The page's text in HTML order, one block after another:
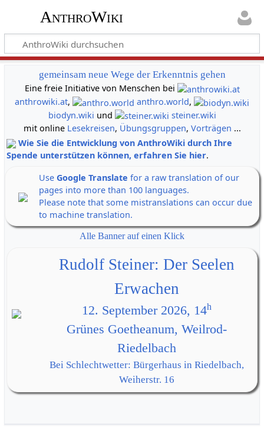
AnthroWiki
gemeinsam neue Wege der Erkenntnis gehen
Eine freie Initiative von Menschen bei
anthrowiki.at, anthro.world,
biodyn.wiki und
steiner.wiki
mit online Lesekreisen, Übungsgruppen, Vorträgen ...
Wie Sie die Entwicklung von AnthroWiki durch Ihre
Spende unterstützen können, erfahren Sie hier.
Use Google Translate for a raw translation of our
pages into more than 100 languages.
Please note that some mistranslations can occur due
to machine translation.
Alle Banner auf einen Klick
Rudolf Steiner: Der Seelen
Erwachen
12. September 2026, 14h
Grünes Goetheanum, Weilrod-
Riedelbach
Bei Schlechtwetter: Bürgerhaus in Riedelbach,
Weiherstr. 16